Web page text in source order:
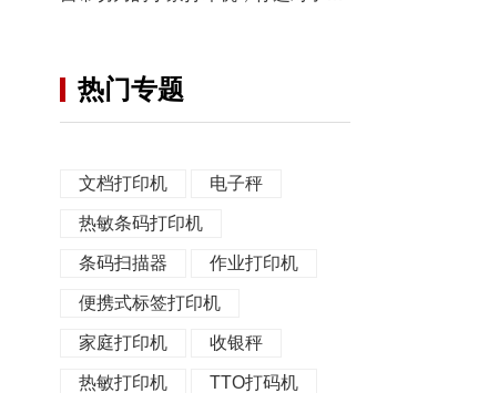
热门专题
文档打印机 电子秤
热敏条码打印机
条码扫描器 作业打印机
便携式标签打印机
家庭打印机 收银秤
热敏打印机 TTO打码机